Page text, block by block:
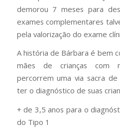
demorou 7 meses para
exames complementares
pela valorização do exame
A história de Bárbara é bem
mães de crianças com
percorrem uma via sacra
ter o diagnóstico de suas
+ de 3,5 anos para o
do Tipo 1